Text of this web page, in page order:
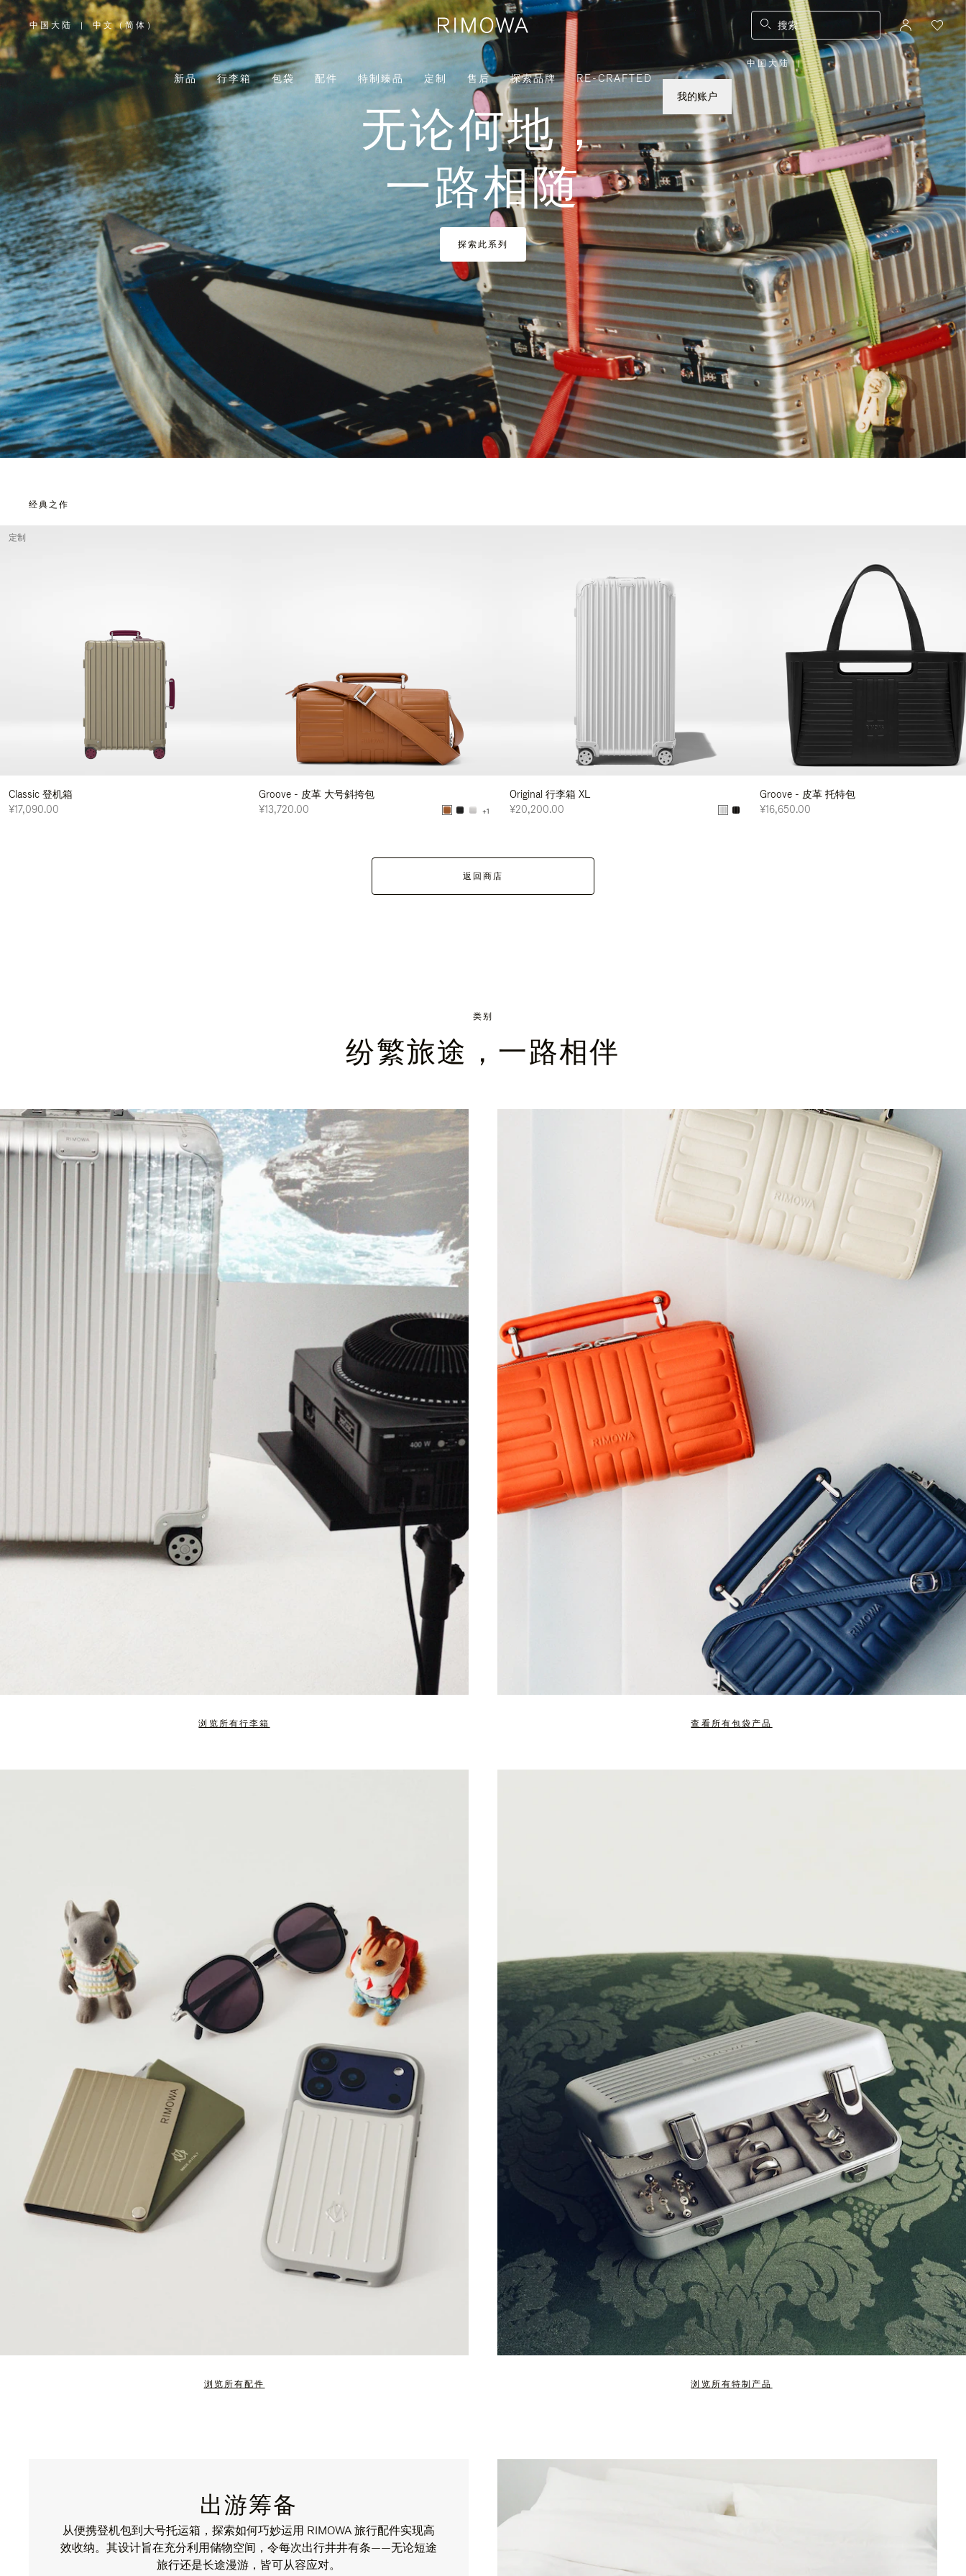
中国大陆
,
请
选
择
您
所
在
| 中文（简体） 搜索
新品 行李箱 包袋 配件 特制臻品 定制 售后 探索品牌
RE-CRAFTED
我的账户
中国大陆
,
请
选
择
您
所
在
的
国
家/
地
区
|
无论何地，
一路相随
探索此系列
经典之作
Classic 登机箱
¥17,090.00
定制
Groove - 皮革 大号斜挎包
¥13,720.00
+1
Original 行李箱 XL
¥20,200.00
Groove - 皮革 托特包
¥16,650.00
返回商店
类别
纷繁旅途，一路相伴
浏览所有行李箱 查看所有包袋产品
浏览所有配件 浏览所有特制产品
出游筹备
从便携登机包到大号托运箱，探索如何巧妙运用 RIMOWA 旅行配件实现高
效收纳。其设计旨在充分利用储物空间，令每次出行井井有条——无论短途
旅行还是长途漫游，皆可从容应对。